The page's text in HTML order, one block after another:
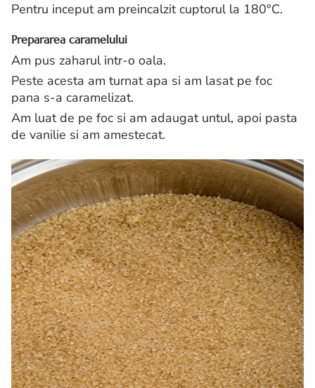
Pentru inceput am preincalzit cuptorul la 180°C.
Prepararea caramelului
Am pus zaharul intr-o oala.
Peste acesta am turnat apa si am lasat pe foc
pana s-a caramelizat.
Am luat de pe foc si am adaugat untul, apoi pasta
de vanilie si am amestecat.